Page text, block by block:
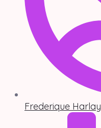
Frederique Harlay